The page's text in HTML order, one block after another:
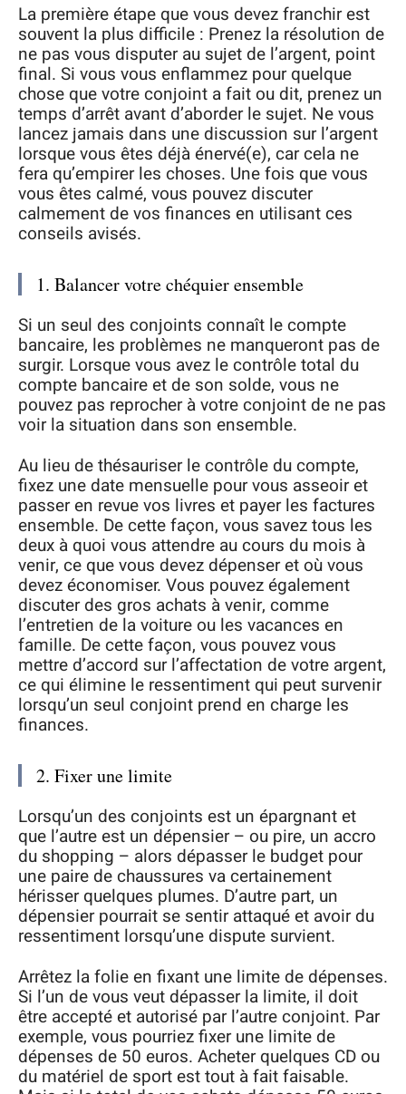
La première étape que vous devez franchir est
souvent la plus difficile : Prenez la résolution de
ne pas vous disputer au sujet de l’argent, point
final. Si vous vous enflammez pour quelque
chose que votre conjoint a fait ou dit, prenez un
temps d’arrêt avant d’aborder le sujet. Ne vous
lancez jamais dans une discussion sur l’argent
lorsque vous êtes déjà énervé(e), car cela ne
fera qu’empirer les choses. Une fois que vous
vous êtes calmé, vous pouvez discuter
calmement de vos finances en utilisant ces
conseils avisés.
1. Balancer votre chéquier ensemble
Si un seul des conjoints connaît le compte
bancaire, les problèmes ne manqueront pas de
surgir. Lorsque vous avez le contrôle total du
compte bancaire et de son solde, vous ne
pouvez pas reprocher à votre conjoint de ne pas
voir la situation dans son ensemble.
Au lieu de thésauriser le contrôle du compte,
fixez une date mensuelle pour vous asseoir et
passer en revue vos livres et payer les factures
ensemble. De cette façon, vous savez tous les
deux à quoi vous attendre au cours du mois à
venir, ce que vous devez dépenser et où vous
devez économiser. Vous pouvez également
discuter des gros achats à venir, comme
l’entretien de la voiture ou les vacances en
famille. De cette façon, vous pouvez vous
mettre d’accord sur l’affectation de votre argent,
ce qui élimine le ressentiment qui peut survenir
lorsqu’un seul conjoint prend en charge les
finances.
2. Fixer une limite
Lorsqu’un des conjoints est un épargnant et
que l’autre est un dépensier – ou pire, un accro
du shopping – alors dépasser le budget pour
une paire de chaussures va certainement
hérisser quelques plumes. D’autre part, un
dépensier pourrait se sentir attaqué et avoir du
ressentiment lorsqu’une dispute survient.
Arrêtez la folie en fixant une limite de dépenses.
Si l’un de vous veut dépasser la limite, il doit
être accepté et autorisé par l’autre conjoint. Par
exemple, vous pourriez fixer une limite de
dépenses de 50 euros. Acheter quelques CD ou
du matériel de sport est tout à fait faisable.